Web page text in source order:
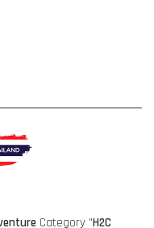
Category "H2C